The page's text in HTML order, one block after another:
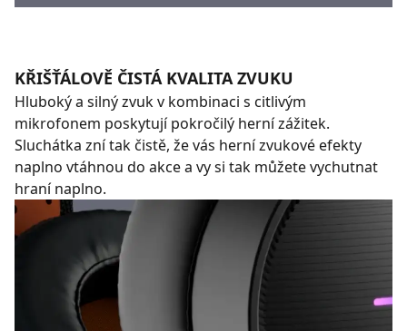
KŘIŠŤÁLOVĚ ČISTÁ KVALITA ZVUKU
Hluboký a silný zvuk v kombinaci s citlivým
mikrofonem poskytují pokročilý herní zážitek.
Sluchátka zní tak čistě, že vás herní zvukové efekty
naplno vtáhnou do akce a vy si tak můžete vychutnat
hraní naplno.